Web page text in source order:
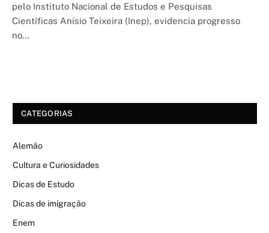
pelo Instituto Nacional de Estudos e Pesquisas
Científicas Anísio Teixeira (Inep), evidencia progresso
no…
CATEGORIAS
Alemão
Cultura e Curiosidades
Dicas de Estudo
Dicas de imigração
Enem